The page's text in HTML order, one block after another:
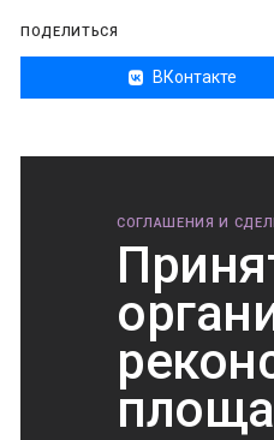
ПОДЕЛИТЬСЯ
ВКонтакте
СОГЛАШЕНИЯ И